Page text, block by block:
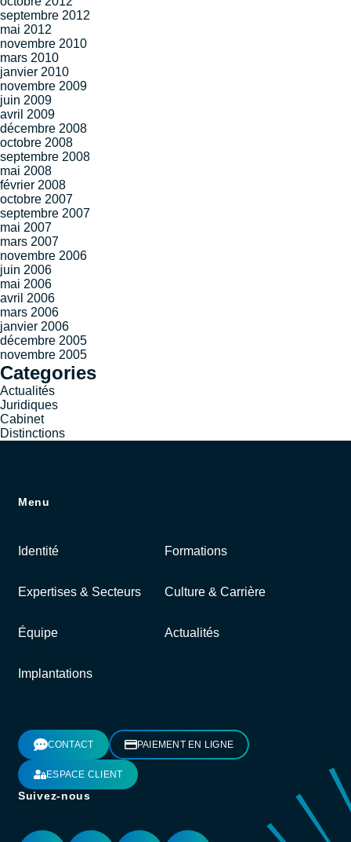
septembre 2012
mai 2012
novembre 2010
mars 2010
janvier 2010
novembre 2009
juin 2009
avril 2009
décembre 2008
octobre 2008
septembre 2008
mai 2008
février 2008
octobre 2007
septembre 2007
mai 2007
mars 2007
novembre 2006
juin 2006
mai 2006
avril 2006
mars 2006
janvier 2006
décembre 2005
novembre 2005
Categories
Actualités
Juridiques
Cabinet
Distinctions
Menu
Identité Formations
Expertises & Secteurs Culture & Carrière
Équipe Actualités
Implantations
CONTACT PAIEMENT EN LIGNE
ESPACE CLIENT
Suivez-nous